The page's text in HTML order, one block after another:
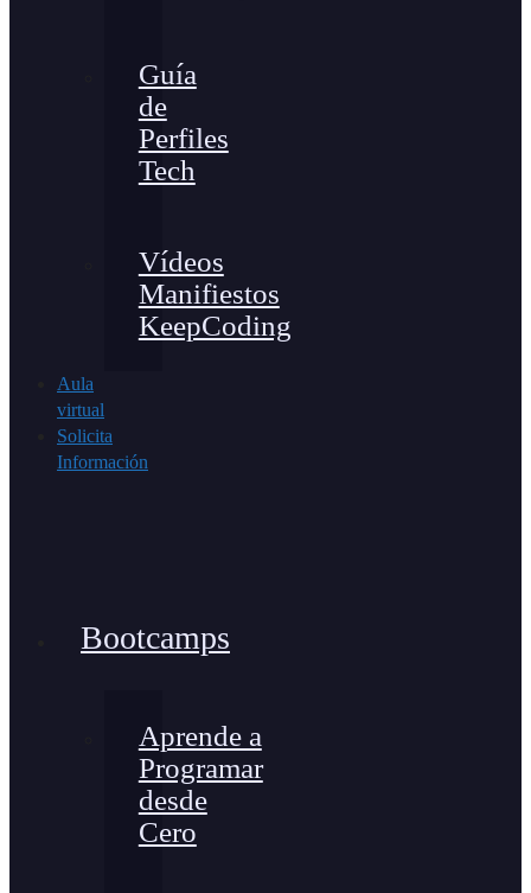
Guía
de
Perfiles
Tech
Vídeos
Manifiestos
KeepCoding
Aula
virtual
Solicita
Información
Bootcamps
Aprende a
Programar
desde
Cero